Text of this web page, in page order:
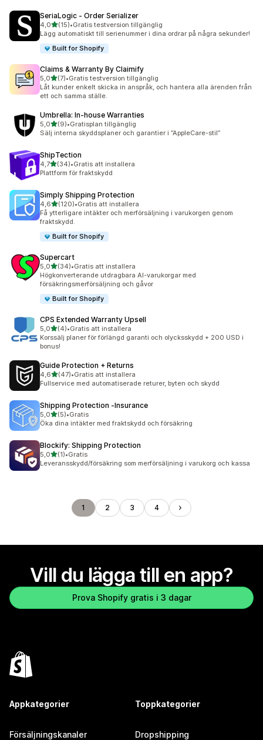
SeriaLogic ‑ Order Serializer
4,0av 5 stjärnor
(15)
15 recensioner totalt
•Gratis testversion tillgänglig
Lägg automatiskt till serienummer i dina ordrar på några sekunder!
Built for Shopify
Claims & Warranty By Claimify
5,0av 5 stjärnor
(7)
7 recensioner totalt
•Gratis testversion tillgänglig
Låt kunder enkelt skicka in anspråk, och hantera alla ärenden från
ett och samma ställe.
Umbrella: In‑house Warranties
5,0av 5 stjärnor
(9)
9 recensioner totalt
•Gratisplan tillgänglig
Sälj interna skyddsplaner och garantier i ”AppleCare-stil”
ShipTection
4,7av 5 stjärnor
(34)
34 recensioner totalt
•Gratis att installera
Plattform för fraktskydd
Simply Shipping Protection
4,6av 5 stjärnor
(120)
120 recensioner totalt
•Gratis att installera
Få ytterligare intäkter och merförsäljning i varukorgen genom
fraktskydd.
Built for Shopify
Supercart
5,0av 5 stjärnor
(34)
34 recensioner totalt
•Gratis att installera
Högkonverterande utdragbara AI-varukorgar med
försäkringsmerförsäljning och gåvor
Built for Shopify
CPS Extended Warranty Upsell
5,0av 5 stjärnor
(4)
4 recensioner totalt
•Gratis att installera
Korssälj planer för förlängd garanti och olycksskydd + 200 USD i
bonus!
Guide Protection + Returns
4,6av 5 stjärnor
(47)
47 recensioner totalt
•Gratis att installera
Fullservice med automatiserade returer, byten och skydd
Shipping Protection ‑Insurance
5,0av 5 stjärnor
(5)
5 recensioner totalt
•Gratis
Öka dina intäkter med fraktskydd och försäkring
Blockify: Shipping Protection
5,0av 5 stjärnor
(1)
1 recensioner totalt
•Gratis
Leveransskydd/försäkring som merförsäljning i varukorg och kassa
1 2 3 4
Vill du lägga till en app?
Prova Shopify gratis i 3 dagar
Appkategorier
Försäljningskanaler
Toppkategorier
Dropshipping